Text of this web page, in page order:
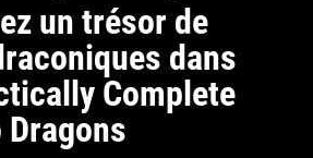
un trésor de
dans
Complete
Dragons